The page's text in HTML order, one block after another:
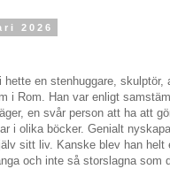
2026
hette en stenhuggare,
i Rom. Han var enligt
en svår person att ha att
i olika böcker. Genialt
sitt liv. Kanske blev han
och inte så storslagna som